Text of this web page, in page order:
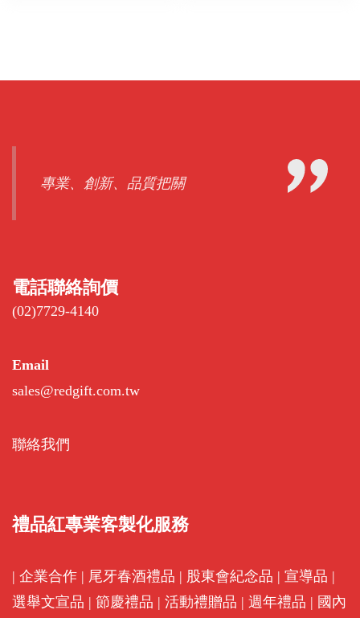
專業、創新、品質把關
電話聯絡詢價
(02)7729-4140
Email
sales@redgift.com.tw
聯絡我們
禮品紅專業客製化服務
| 企業合作 | 尾牙春酒禮品 | 股東會紀念品 | 宣導品 |
選舉文宣品 | 節慶禮品 | 活動禮贈品 | 週年禮品 | 國內